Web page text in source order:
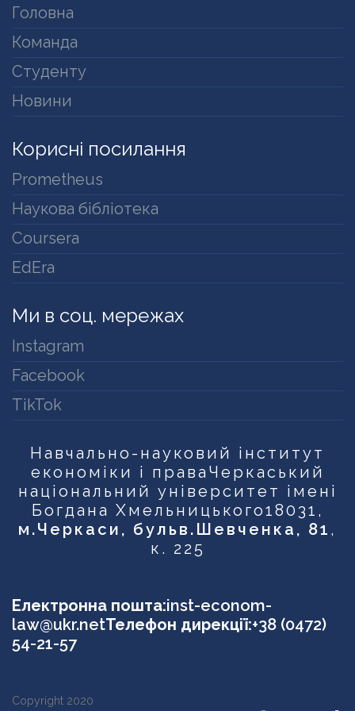
Головна
Команда
Студенту
Новини
Корисні посилання
Prometheus
Наукова бібліотека
Coursera
EdEra
Ми в соц. мережах
Instagram
Facebook
TikTok
Навчально-науковий інститут
економіки і права Черкаський
національний університет імені
Богдана Хмельницького18031,
м.Черкаси, бульв.Шевченка, 81 ,
к. 225
Електронна пошта:inst-econom-
law@ukr.netТелефон дирекції:+38 (0472)
54-21-57
Copyright 2020